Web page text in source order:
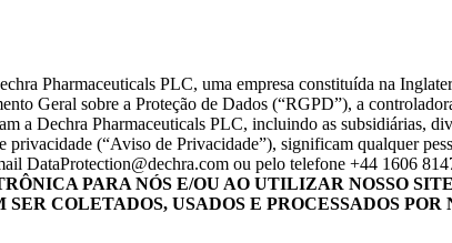
Pharmaceuticals PLC, uma empresa constituída na
Geral sobre a Proteção de Dados (“RGPD”), a
a Dechra Pharmaceuticals PLC, incluindo as subsidiárias,
(“Aviso de Privacidade”), significam qualquer
DataProtection@dechra.com ou pelo telefone +44 1606
PARA NÓS E/OU AO UTILIZAR NOSSO
COLETADOS, USADOS E PROCESSADOS